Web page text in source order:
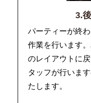
3.
パーティーが終
作業を行います
のレイアウトに
タッフが行いま
たします。